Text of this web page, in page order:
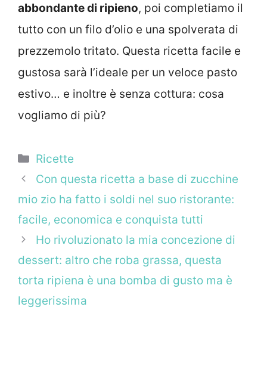
abbondante di ripieno, poi completiamo il
tutto con un filo d’olio e una spolverata di
prezzemolo tritato. Questa ricetta facile e
gustosa sarà l’ideale per un veloce pasto
estivo… e inoltre è senza cottura: cosa
vogliamo di più?
Categorie
Ricette
Con questa ricetta a base di zucchine
mio zio ha fatto i soldi nel suo ristorante:
facile, economica e conquista tutti
Ho rivoluzionato la mia concezione di
dessert: altro che roba grassa, questa
torta ripiena è una bomba di gusto ma è
leggerissima